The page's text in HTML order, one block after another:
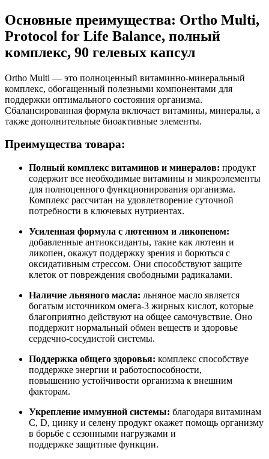
Основные преимущества: Ortho Multi,
Protocol for Life Balance, полный
комплекс, 90 гелевых капсул
Ortho Multi — это полноценный витаминно-минеральный
комплекс, обогащенный полезными компонентами для
поддержки оптимального состояния организма.
Сбалансированная формула включает витамины, минералы, а
также дополнительные биоактивные элементы.
Преимущества товара:
Полный комплекс витаминов и минералов: продукт
содержит все необходимые витамины и микроэлементы
для полноценного функционирования организма.
Комплекс рассчитан на удовлетворение суточной
потребности в ключевых нутриентах.
Усиленная формула с лютеином и ликопеном:
добавленные антиоксиданты, такие как лютеин и
ликопен, окажут поддержку зрения и борються с
оксидативным стрессом. Они способствуют защите
клеток от повреждения свободными радикалами.
Наличие льняного масла: льняное масло является
богатым источником омега-3 жирных кислот, которые
благоприятно действуют на общее самочувствие. Оно
поддержит нормальный обмен веществ и здоровье
сердечно-сосудистой системы.
Поддержка общего здоровья: комплекс способствуе
поддержке энергии и работоспособности,
повышению устойчивости организма к внешним
факторам.
Укрепление иммунной системы: благодаря витаминам
С, D, цинку и селену продукт окажет помощь организму
в борьбе с сезонными нагрузками и
поддержке защитные функции.